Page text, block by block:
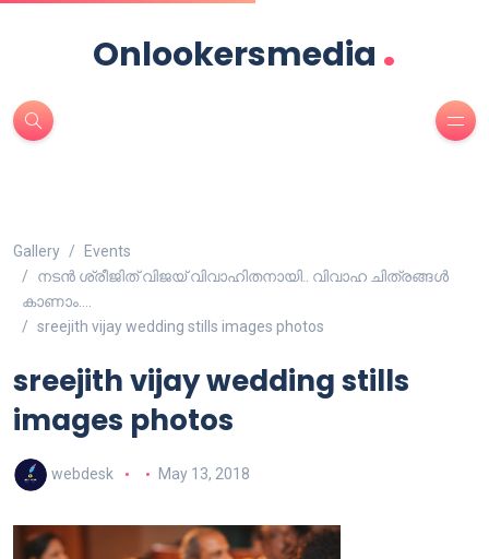
Onlookersmedia .
Gallery
Events
നടൻ ശ്രീജിത് വിജയ് വിവാഹിതനായി.. വിവാഹ ചിത്രങ്ങൾ
കാണാം….
sreejith vijay wedding stills images photos
sreejith vijay wedding stills
images photos
webdesk May 13, 2018